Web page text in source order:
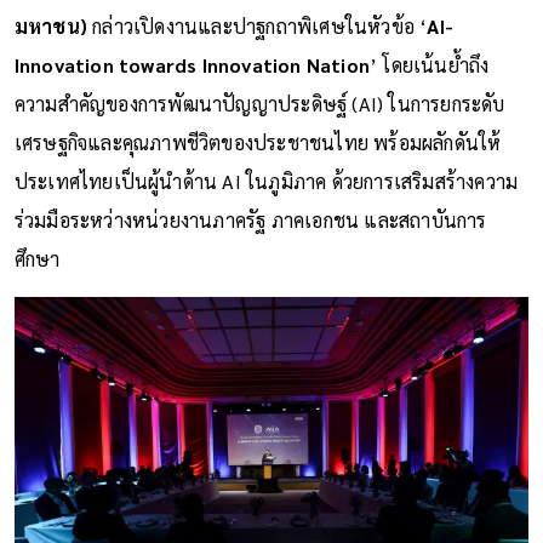
มหาชน) กล่าวเปิดงานและปาฐกถาพิเศษในหัวข้อ ‘AI-
Innovation towards Innovation Nation’ โดยเน้นย้ำถึง
ความสำคัญของการพัฒนาปัญญาประดิษฐ์ (AI) ในการยกระดับ
เศรษฐกิจและคุณภาพชีวิตของประชาชนไทย พร้อมผลักดันให้
ประเทศไทยเป็นผู้นำด้าน AI ในภูมิภาค ด้วยการเสริมสร้างความ
ร่วมมือระหว่างหน่วยงานภาครัฐ ภาคเอกชน และสถาบันการ
ศึกษา